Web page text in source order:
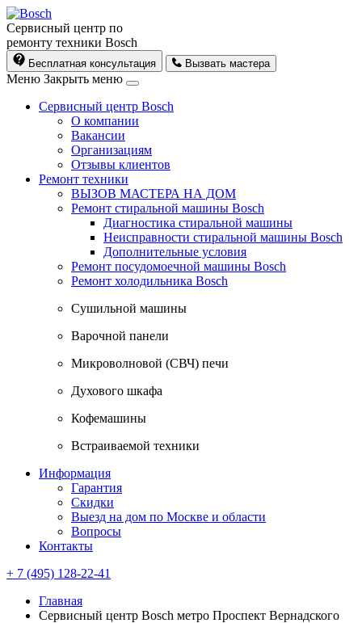
Сервисный центр по
ремонту техники Bosch
Бесплатная консультация Вызвать мастера
Меню Закрыть меню
Сервисный центр Bosch
О компании
Вакансии
Организациям
Отзывы клиентов
Ремонт техники
ВЫЗОВ МАСТЕРА НА ДОМ
Ремонт стиральной машины Bosch
Диагностика стиральной машины
Неисправности стиральной машины Bosch
Дополнительные условия
Ремонт посудомоечной машины Bosch
Ремонт холодильника Bosch
Cушильной машины
Варочной панели
Микроволновой (СВЧ) печи
Духового шкафа
Кофемашины
Встраиваемой техники
Информация
Гарантия
Скидки
Выезд на дом по Москве и области
Вопросы
Контакты
+ 7 (495) 128-22-41
Главная
Сервисный центр Bosch метро Проспект Вернадского